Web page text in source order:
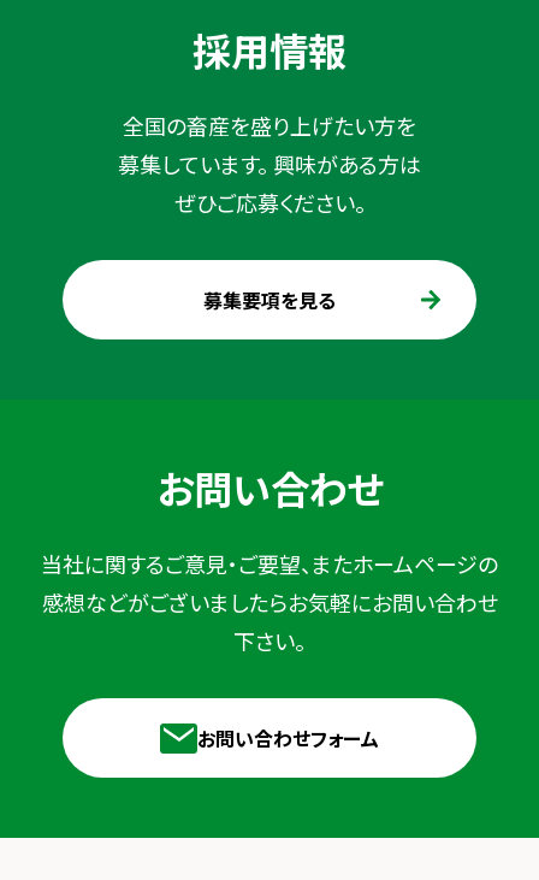
採用情報
全国の畜産を盛り上げたい方を
募集しています。 興味がある方は
ぜひご応募ください。
募集要項を見る
お問い合わせ
当社に関するご意見・ご要望、またホームページの
感想などがございましたらお気軽にお問い合わせ
下さい。
お問い合わせフォーム